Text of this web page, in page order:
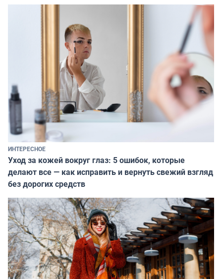
ИНТЕРЕСНОЕ
Уход за кожей вокруг глаз: 5 ошибок, которые
делают все — как исправить и вернуть свежий взгляд
без дорогих средств